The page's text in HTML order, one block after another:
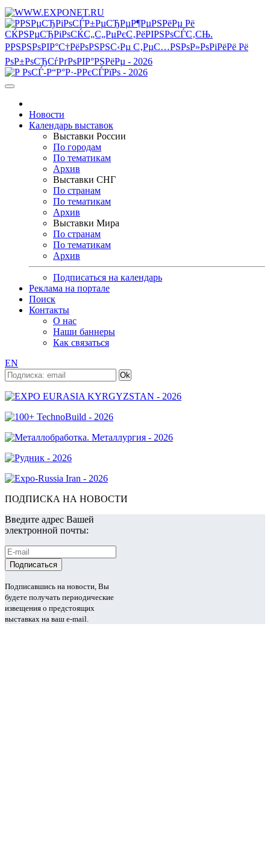
Новости
Календарь выставок
Выставки России
По городам
По тематикам
Архив
Выставки СНГ
По странам
По тематикам
Архив
Выставки Мира
По странам
По тематикам
Архив
Подписаться на календарь
Реклама на портале
Поиск
Контакты
О нас
Наши баннеры
Как связаться
EN
ПОДПИСКА НА НОВОСТИ
Введите адрес Вашей
электронной почты:
Подписавшись на новости, Вы
будете получать периодические
извещения о предстоящих
выставках на ваш e-mail.